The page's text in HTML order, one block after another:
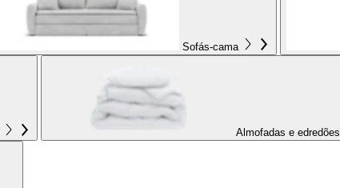
Sofás-cama
Almofadas e edredões